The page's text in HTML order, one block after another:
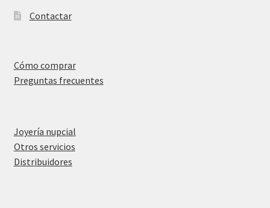
Contactar
Cómo comprar
Preguntas frecuentes
Joyería nupcial
Otros servicios
Distribuidores